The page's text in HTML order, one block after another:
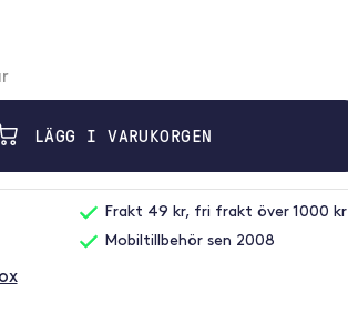
LÄGG I VARUKORGEN
Frakt 49 kr, fri frakt över 1000 kr
Mobiltillbehör sen 2008